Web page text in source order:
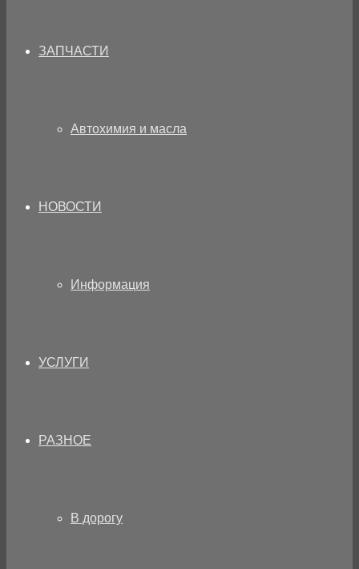
ЗАПЧАСТИ
Автохимия и масла
НОВОСТИ
Информация
УСЛУГИ
РАЗНОЕ
В дорогу